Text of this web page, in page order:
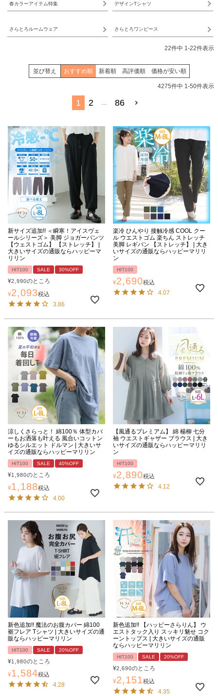
春カラーアイテム特集 デザインTシャツ
さらとろルームウェア さらとろワンピース
22件中 1-22件表示
並び替え おすすめ順 新着順 高評価順 価格が安い順
4275件中 1-50件表示
1 2 86
新サイズ追加!! ＜瞬寒！アイスヴェ
ールシリーズ＞ 美脚 ジョガーパンツ
【ウェストゴム】 【ストレッチ】 |
大きいサイズの通販ならハッピーマ
リリン
HIT100 SALE 30%OFF
¥2,990のところ
¥2,093税込
3.86
楽冷 ひんやり 接触冷感 COOL クー
ル ウエストゴム 楽ちん ストレッチ
美脚 レギパン 【ストレッチ】 | 大き
いサイズの通販ならハッピーマリリ
ン
HIT100
¥2,690税込
4.07
涼しくさらっと！ 綿100％ 体型カバ
ーもお洒落も叶える 風合いコットン
ゆるシルエット ドルマン | 大きいサ
イズの通販ならハッピーマリリン
HIT100 SALE 40%OFF
¥1,980のところ
¥1,188税込
4.00
【風通るプレミアム】 綿 楊柳 七分
袖 ウエストギャザー ブラウス | 大き
いサイズの通販ならハッピーマリリ
ン
HIT100
¥2,890税込
4.12
新色追加!! 魔法のお腹カバー 綿100
裾フレア Tシャツ | 大きいサイズの通
販ならハッピーマリリン
HIT100 SALE 20%OFF
¥1,980のところ
¥1,584税込
4.28
新色追加!! 【ハッピーさらりん】 ウ
エストタック入り スッキリ魅せ コク
ーントップス | 大きいサイズの通販
ならハッピーマリリン
HIT100 SALE 20%OFF
¥2,690のところ
¥2,151税込
4.35